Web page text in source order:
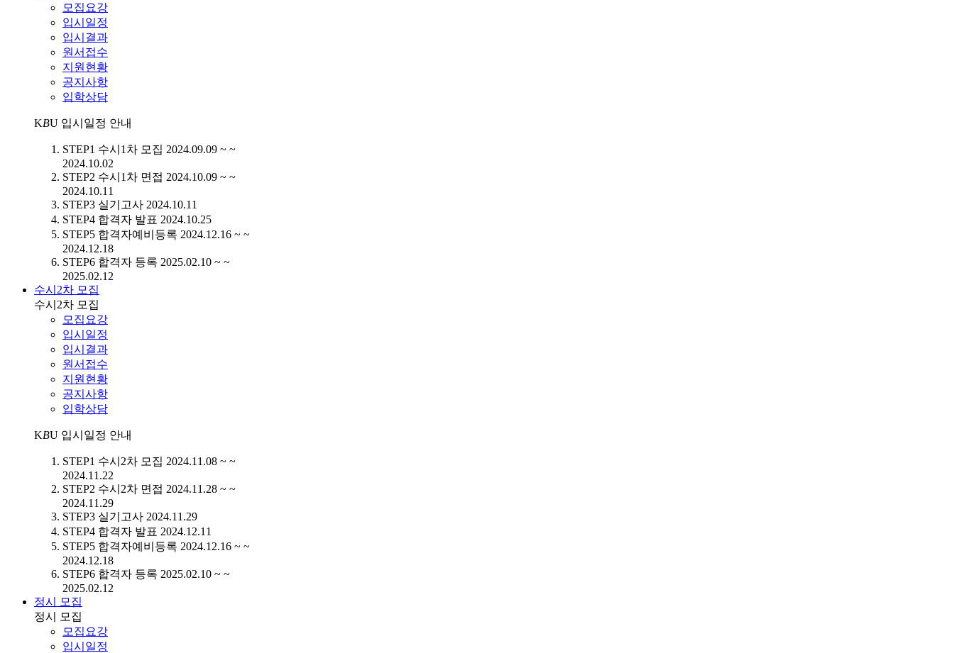
모집요강
입시일정
입시결과
원서접수
지원현황
공지사항
입학상담
KBU 입시일정 안내
STEP1 수시1차 모집 2024.09.09 ~ ~
2024.10.02
STEP2 수시1차 면접 2024.10.09 ~ ~
2024.10.11
STEP3 실기고사 2024.10.11
STEP4 합격자 발표 2024.10.25
STEP5 합격자예비등록 2024.12.16 ~ ~
2024.12.18
STEP6 합격자 등록 2025.02.10 ~ ~
2025.02.12
수시2차 모집
수시2차 모집
모집요강
입시일정
입시결과
원서접수
지원현황
공지사항
입학상담
KBU 입시일정 안내
STEP1 수시2차 모집 2024.11.08 ~ ~
2024.11.22
STEP2 수시2차 면접 2024.11.28 ~ ~
2024.11.29
STEP3 실기고사 2024.11.29
STEP4 합격자 발표 2024.12.11
STEP5 합격자예비등록 2024.12.16 ~ ~
2024.12.18
STEP6 합격자 등록 2025.02.10 ~ ~
2025.02.12
정시 모집
정시 모집
모집요강
입시일정